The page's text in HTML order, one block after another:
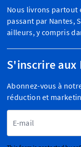
Nous livrons partout
passant par Nantes,
ailleurs, y compris
S'inscrire
Abonnez-vous à
réduction et